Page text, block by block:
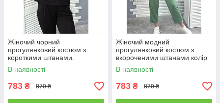
Жіночий чорний
прогулянковий костюм з
короткими штанами.
В наявності
783 ₴ 870 ₴
Жіночий модний
прогулянковий костюм з
вкороченими штанами колір
фісташковий
В наявності
783 ₴ 870 ₴